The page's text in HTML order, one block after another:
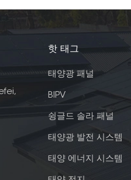
있는 충분한 에너지를 저장할 수 있
일부 시스템에는 백업 기능이 없기
한 태양열을 절약하기 위한 것입니
해 확신이 서지 않더라도 전혀 문제
런 다음 시스템을 모니터링하면 시
니다. 그리드가 없는 지역에 전력을
다. 전원선에서 너무 멀리 떨어져
어나는 것을 고려해 볼 가치가 있
력 시스템을 설치하는 것입니다.기
오 또는 전화 안테나. 대부분의 장비
은 비용이 많이 들 수 있으며 대부
됩니다.태양광 패널 - 발전배터리 저
핫 태그
태양광 패널
BIPV
슁글드 솔라 패널
태양광 발전 시스템
태양 에너지 시스템